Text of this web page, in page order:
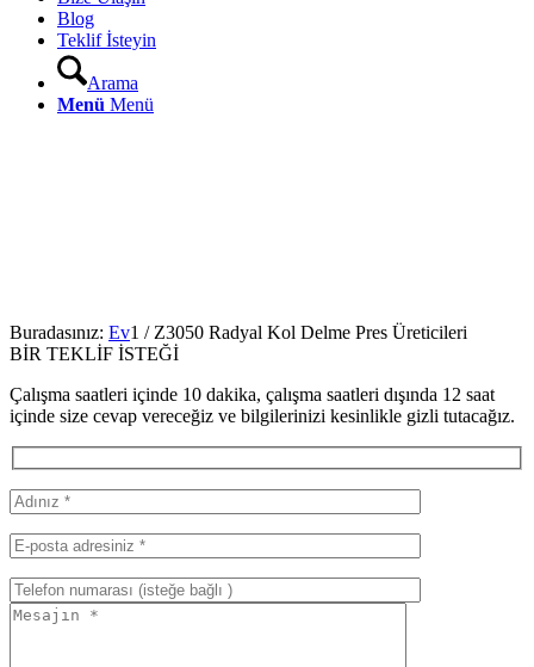
Blog
Teklif İsteyin
Arama
Menü Menü
Buradasınız: Ev1 / Z3050 Radyal Kol Delme Pres Üreticileri
BİR TEKLİF İSTEĞİ
Çalışma saatleri içinde 10 dakika, çalışma saatleri dışında 12 saat
içinde size cevap vereceğiz ve bilgilerinizi kesinlikle gizli tutacağız.